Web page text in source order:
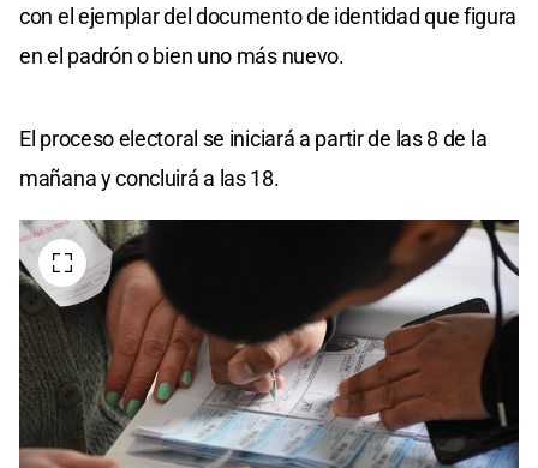
con el ejemplar del documento de identidad que figura
en el padrón o bien uno más nuevo.
El proceso electoral se iniciará a partir de las 8 de la
mañana y concluirá a las 18.